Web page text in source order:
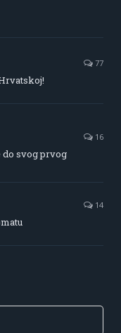
77
16
do svog prvog
14